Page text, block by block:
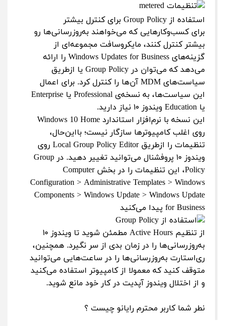
استفاده از Group Policy برای کنترل بیشتر
برای کسب‌وکارهایی که می‌خواهند به‌روزرسانی‌ها رو
بیشتر کنترل کنند، مایکروسافت مجموعه‌ای از
گزینه‌های Windows Updates for Business را ارائه
می‌دهد که می‌توان در Group Policy یا ازطریق
سیاست‌های MDM آن‌ها را کنترل کرد. برای اعمال
این سیاست‌ها، به نسخه‌ی Professional یا Enterprise
یا Education ویندوز ۱۰ نیاز دارید.
این نسخه با نرم‌افزار استاندارد Windows 10 Home
روی اغلب کامپیوترها سازگار نیست؛ بااین‌حال،
تنظیمات را ازطریق Local Group Policy Editor روی
ویندوز ۱۰ پروفشنال می‌توانید تغییر دهید. در Group
Policy، این تنظیمات را در بخش Computer
Configuration > Administrative Templates > Windows
Components > Windows Update > Windows Update
for Business پیدا می‌کنید
از تنظیم Active Hours مطمئن شوید تا ویندوز ۱۰
به‌روزرسانی‌ها را در زمان بدی از سر نگیرد. همچنین،
ری‌استارت به‌روزرسانی‌ها را در ساعت‌هایی می‌توانید
متوقف کنید که معمولا از کامپیوتر استفاده می‌کنید
و از اختلال ویندوز آپدیت در کار خود مانع شوید.
نطر شما کاربر محترم رایانو چیست ؟